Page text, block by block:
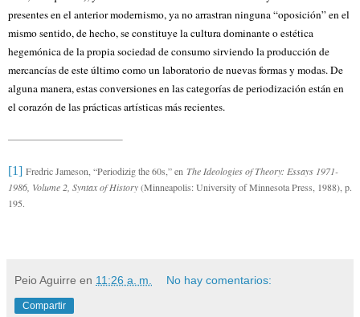
presentes en el anterior modernismo, ya no arrastran ninguna “oposición” en el
mismo sentido, de hecho, se constituye la cultura dominante o estética
hegemónica de la propia sociedad de consumo sirviendo la producción de
mercancías de este último como un laboratorio de nuevas formas y modas. De
alguna manera, estas conversiones en las categorías de periodización están en
el corazón de las prácticas artísticas más recientes.
[1] Fredric Jameson, “Periodizig the 60s,” en The Ideologies of Theory: Essays 1971-
1986, Volume 2, Syntax of History(Minneapolis: University of Minnesota Press, 1988), p.
195.
Peio Aguirre en 11:26 a. m. No hay comentarios:
Compartir